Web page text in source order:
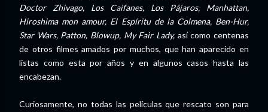
Doctor Zhivago, Los Caifanes, Los Pájaros, Manhattan,
Hiroshima mon amour, El Espíritu de la Colmena, Ben-Hur,
Star Wars, Patton, Blowup, My Fair Lady, así como centenas
de otros filmes amados por muchos, que han aparecido en
listas como esta por años y en algunos casos hasta las
encabezan.
Curiosamente, no todas las películas que rescato son para